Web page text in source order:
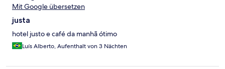
Mit Google übersetzen
justa
hotel justo e café da manhã ótimo
Luís Alberto, Aufenthalt von 3 Nächten